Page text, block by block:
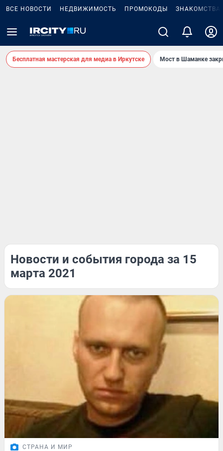
ВСЕ НОВОСТИ НЕДВИЖИМОСТЬ ПРОМОКОДЫ ЗНАКОМСТВА
Бесплатная мастерская для медиа в Иркутске Мост в Шаманке
Новости и события города за 15
марта 2021
СТРАНА И МИР